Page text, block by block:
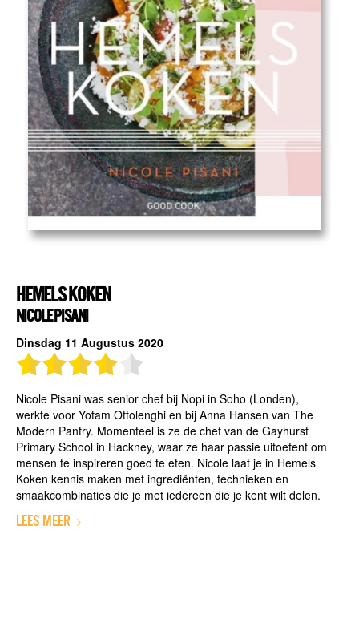
HEMELS KOKEN
NICOLE PISANI
Dinsdag 11 Augustus 2020
Nicole Pisani was senior chef bij Nopi in Soho (Londen),
werkte voor Yotam Ottolenghi en bij Anna Hansen van The
Modern Pantry. Momenteel is ze de chef van de Gayhurst
Primary School in Hackney, waar ze haar passie uitoefent om
mensen te inspireren goed te eten. Nicole laat je in Hemels
Koken kennis maken met ingrediënten, technieken en
smaakcombinaties die je met iedereen die je kent wilt delen.
LEES MEER